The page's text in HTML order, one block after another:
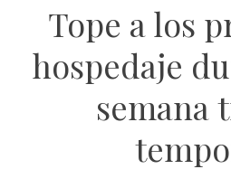
Tope a los
hospedaje
semana